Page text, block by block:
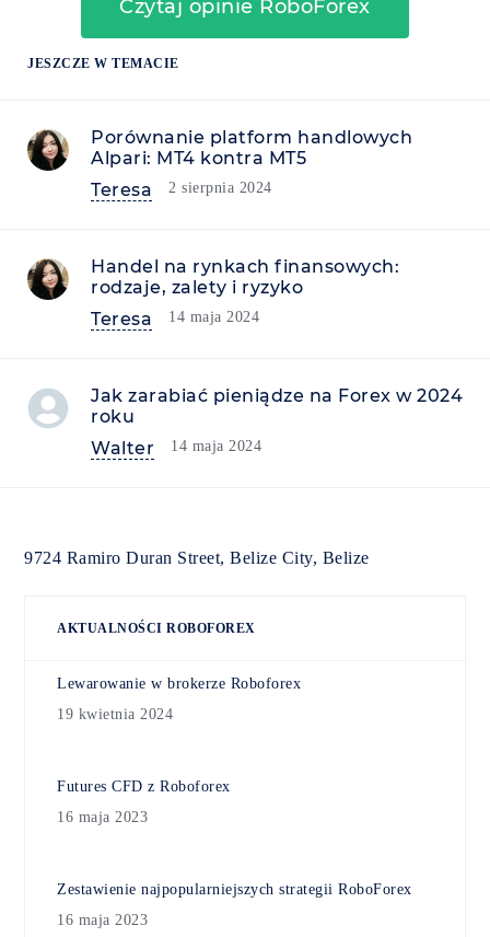
Czytaj opinie RoboForex
JESZCZE W TEMACIE
Porównanie platform handlowych
Alpari: MT4 kontra MT5
Teresa
2 sierpnia 2024
Handel na rynkach finansowych:
rodzaje, zalety i ryzyko
Teresa
14 maja 2024
Jak zarabiać pieniądze na Forex w 2024
roku
Walter
14 maja 2024
9724 Ramiro Duran Street, Belize City, Belize
AKTUALNOŚCI ROBOFOREX
Lewarowanie w brokerze Roboforex
19 kwietnia 2024
Futures CFD z Roboforex
16 maja 2023
Zestawienie najpopularniejszych strategii RoboForex
16 maja 2023